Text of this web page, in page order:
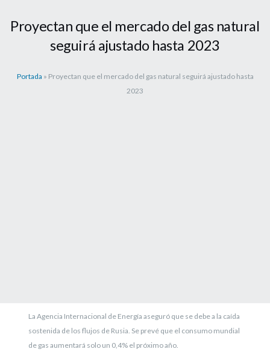
Proyectan que el mercado del gas natural
seguirá ajustado hasta 2023
Portada » Proyectan que el mercado del gas natural seguirá ajustado hasta
2023
La Agencia Internacional de Energía aseguró que se debe a la caída
sostenida de los flujos de Rusia. Se prevé que el consumo mundial
de gas aumentará solo un 0,4% el próximo año.